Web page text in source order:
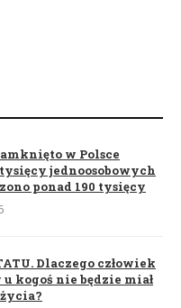
w Polsce
tysięcy jednoosobowych
ponad 190 tysięcy
Dlaczego człowiek
kogoś nie będzie miał